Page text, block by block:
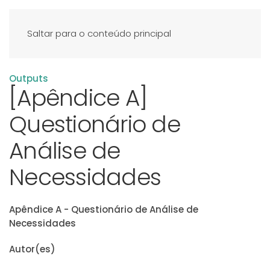
Saltar para o conteúdo principal
Outputs
[Apêndice A]
Questionário de
Análise de
Necessidades
Apêndice A - Questionário de Análise de
Necessidades
Autor(es)